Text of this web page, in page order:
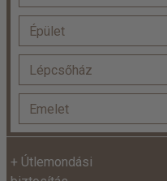
+ Útlemondási